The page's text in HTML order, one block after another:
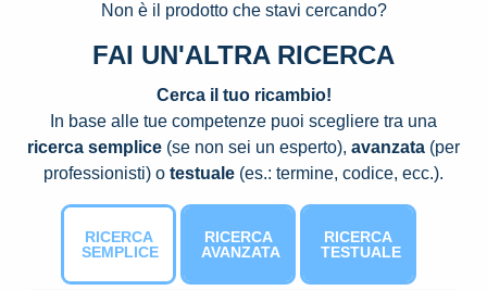
Non è il prodotto che stavi cercando?
FAI UN'ALTRA RICERCA
Cerca il tuo ricambio!
In base alle tue competenze puoi scegliere tra una
ricerca semplice (se non sei un esperto), avanzata (per
professionisti) o testuale (es.: termine, codice, ecc.).
RICERCA
SEMPLICE
RICERCA
AVANZATA
RICERCA
TESTUALE